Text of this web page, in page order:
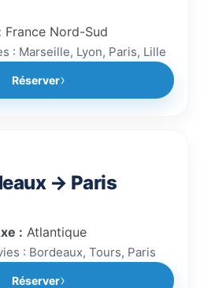
France Nord-Sud
: Marseille, Lyon, Paris, Lille
Réserver
→ Paris
: Atlantique
: Bordeaux, Tours, Paris
Réserver